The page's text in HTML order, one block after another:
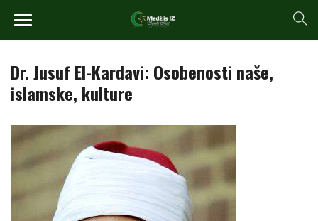
Dr. Jusuf El-Kardavi: Osobenosti naše,
islamske, kulture